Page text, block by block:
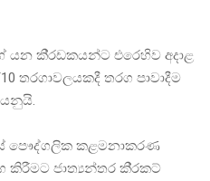
කි‍්‍රඩකයන්ට එරෙහිව අදාළ
තරගාවලයකදී තරග පාවාදීම
පෞද්ගලික කළමනාකරණ
කිරීමට ජාත්‍යන්තර කි‍්‍රකට්